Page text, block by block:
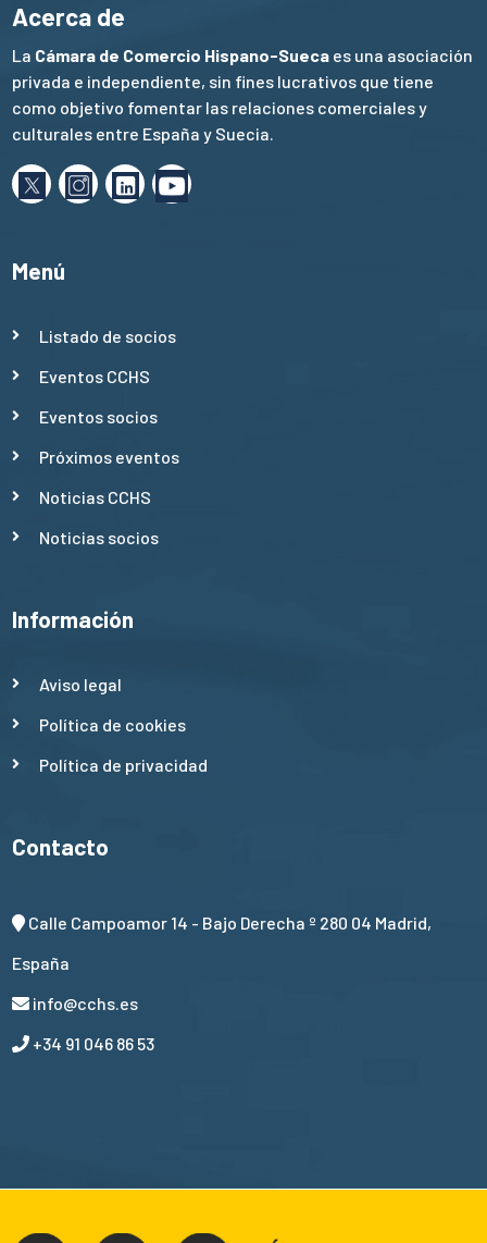
Acerca de
La Cámara de Comercio Hispano-Sueca es una asociación
privada e independiente, sin fines lucrativos que tiene
como objetivo fomentar las relaciones comerciales y
culturales entre España y Suecia.
Menú
Listado de socios
Eventos CCHS
Eventos socios
Próximos eventos
Noticias CCHS
Noticias socios
Información
Aviso legal
Política de cookies
Política de privacidad
Contacto
Calle Campoamor 14 - Bajo Derecha º 280 04 Madrid,
España
info@cchs.es
+34 91 046 86 53